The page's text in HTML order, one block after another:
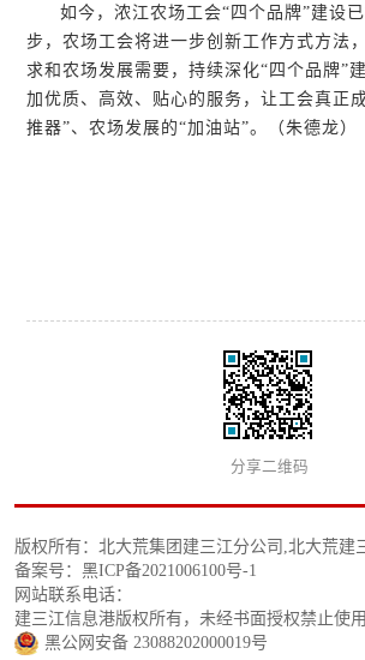
如今，浓江农场工会“四个品牌”建设
步，农场工会将进一步创新工作方式方法
求和农场发展需要，持续深化“四个品牌”
加优质、高效、贴心的服务，让工会真正
推器”、农场发展的“加油站”。（朱德龙）
分享二维码
版权所有：北大荒集团建三江分公司,北大荒建
备案号：黑ICP备2021006100号-1
网站联系电话：
建三江信息港版权所有，未经书面授权禁止使用
黑公网安备 23088202000019号